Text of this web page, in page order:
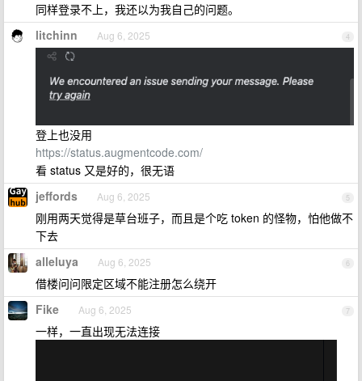
同样登录不上，我还以为我自己的问题。
4
litchinn Aug 6, 2025
登上也没用
https://status.augmentcode.com/
看 status 又是好的，很无语
5
jeffords Aug 6, 2025
刚用两天觉得是草台班子，而且是个吃 token 的怪物，怕他做不
下去
6
alleluya Aug 6, 2025
借楼问问限定区域不能注册怎么绕开
7
Fike Aug 6, 2025
一样，一直出现无法连接